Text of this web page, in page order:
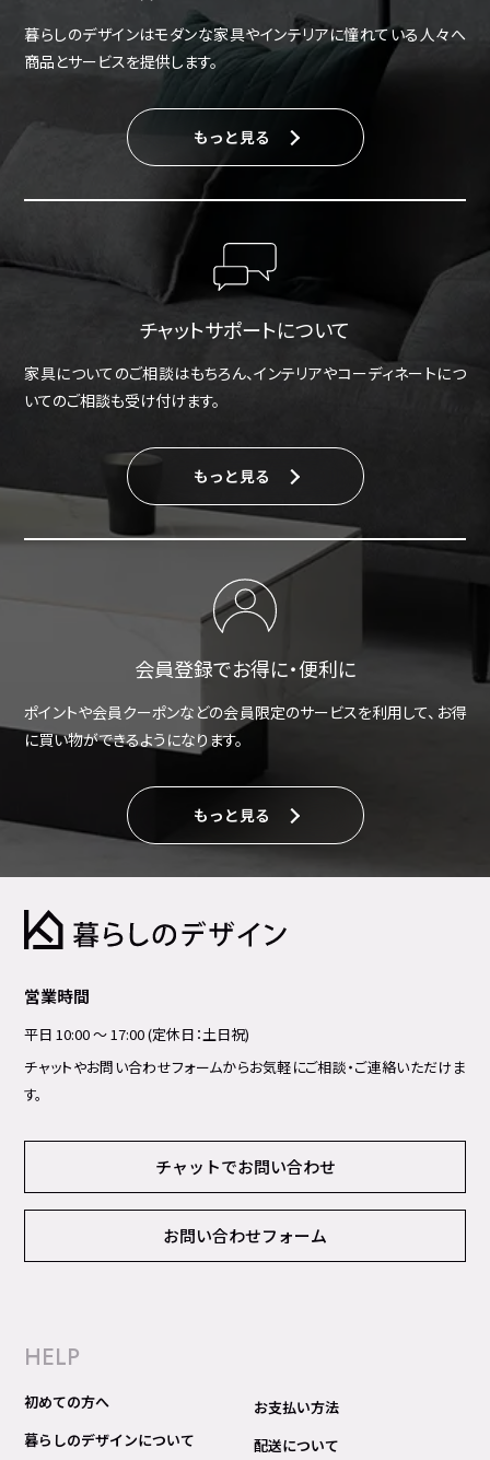
暮らしのデザインはモダンな家具やインテリアに憧れている人々へ
商品とサービスを提供します。
もっと見る
チャットサポートについて
家具についてのご相談はもちろん、インテリアやコーディネートにつ
いてのご相談も受け付けます。
もっと見る
会員登録でお得に・便利に
ポイントや会員クーポンなどの会員限定のサービスを利用して、お得
に買い物ができるようになります。
もっと見る
営業時間
平日 10:00 ～ 17:00 (定休日：土日祝)
チャットやお問い合わせフォームからお気軽にご相談・ご連絡いただけま
す。
チャットでお問い合わせ
お問い合わせフォーム
HELP
初めての方へ
暮らしのデザインについて
お支払い方法
配送について